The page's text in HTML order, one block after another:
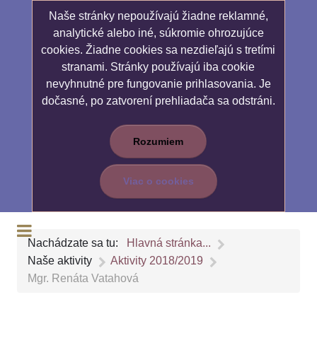
Naše stránky nepoužívajú žiadne reklamné,
analytické alebo iné, súkromie ohrozujúce
cookies. Žiadne cookies sa nezdieľajú s tretími
stranami. Stránky používajú iba cookie
nevyhnutné pre fungovanie prihlasovania. Je
dočasné, po zatvorení prehliadača sa odstráni.
Rozumiem
Viac o cookies
Nachádzate sa tu:
Hlavná stránka...
Naše aktivity
Aktivity 2018/2019
Mgr. Renáta Vatahová